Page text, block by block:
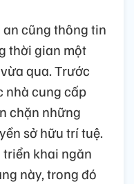
cũng thông tin
thời gian một
qua. Trước
nhà cung cấp
chặn những
sở hữu trí tuệ.
khai ngăn
này, trong đó